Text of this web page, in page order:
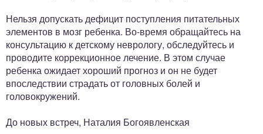
Нельзя допускать дефицит поступления питательных
элементов в мозг ребенка. Во-время обращайтесь на
консультацию к детскому неврологу, обследуйтесь и
проводите коррекционное лечение. В этом случае
ребенка ожидает хороший прогноз и он не будет
впоследствии страдать от головных болей и
головокружений.
До новых встреч, Наталия Богоявленская